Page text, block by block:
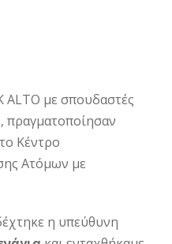
ALTO με σπουδαστές
, πραγματοποίησαν
Κέντρο
Ατόμων με
η υπεύθυνη